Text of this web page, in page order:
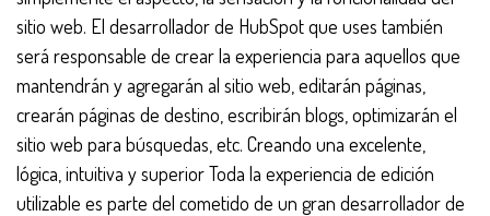
sitio web. El desarrollador de HubSpot que uses también
será responsable de crear la experiencia para aquellos que
mantendrán y agregarán al sitio web, editarán páginas,
crearán páginas de destino, escribirán blogs, optimizarán el
sitio web para búsquedas, etc. Creando una excelente,
lógica, intuitiva y superior Toda la experiencia de edición
utilizable es parte del cometido de un gran desarrollador de